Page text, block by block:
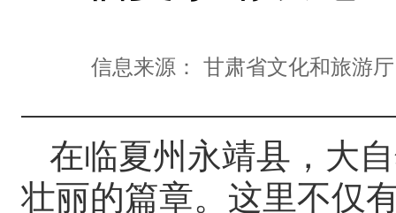
信息来源：甘肃省文化和旅游厅
在临夏州永靖县，大
壮丽的篇章。这里不仅